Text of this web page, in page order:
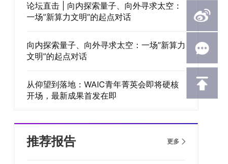
论坛直击 | 向内探索量子、向外寻求太空：
一场”新算力文明”的起点对话
向内探索量子、向外寻求太空：一场”新算力
文明”的起点对话
从仰望到落地：WAIC青年菁英会即将硬核
开场，最新成果首发在即
推荐报告 更多